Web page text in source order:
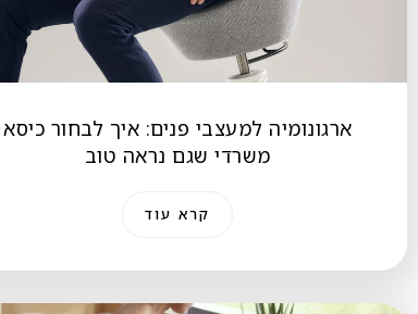
ארגונומיה למעצבי פנים: איך לבחור כיסא
משרדי שגם נראה טוב
קרא עוד